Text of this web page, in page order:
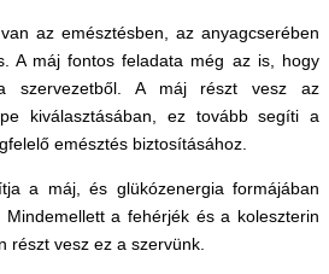
az emésztésben, az anyagcserében
A máj fontos feladata még az is, hogy
szervezetből. A máj részt vesz az
kiválasztásában, ez tovább segíti a
emésztés biztosításához.
a máj, és glükózenergia formájában
a fehérjék és a koleszterin
részt vesz ez a szervünk.